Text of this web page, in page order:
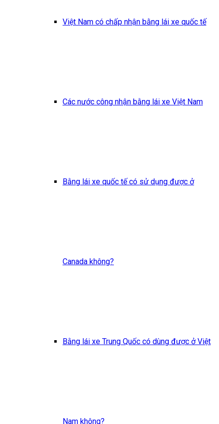
Việt Nam có chấp nhận bằng lái xe quốc tế
Các nước công nhận bằng lái xe Việt Nam
Bằng lái xe quốc tế có sử dụng được ở
Canada không?
Bằng lái xe Trung Quốc có dùng được ở Việt
Nam không?